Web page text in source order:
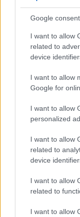
Google
I want to allow
related to
device
I want to allow
Google for
I want to allow
personalized
I want to allow
related to
device
I want to allow
related to
I want to allow
Paks II.: Mit
felülvizsgálat
Megkezdődött az 5.
hogy a megváltozott
milyen feltételek